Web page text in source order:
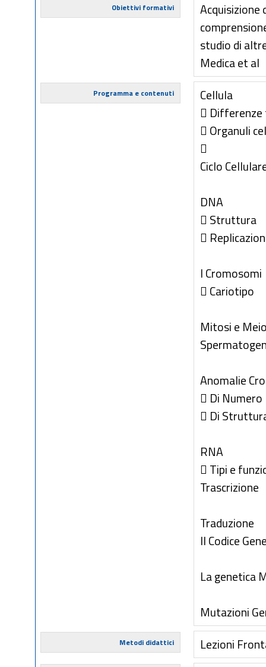
Obiettivi formativi
studio di
Medica et al
Programma e contenuti
Cellula
 Differenze
 Organuli

Ciclo
DNA
 Struttura

I Cromosomi
 Cariotipo
Mitosi e
Anomalie
 Di Numero
 Di
RNA
 Tipi e
Trascrizione
Traduzione
Il Codice
La genetica
Mutazioni
Metodi didattici Lezioni